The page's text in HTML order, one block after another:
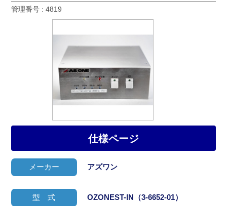
管理番号 : 4819
メーカー アズワン
仕様ページ
型 式 OZONEST-IN（3-6652-01）